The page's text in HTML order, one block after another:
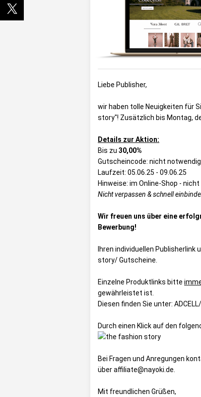
Liebe Publisher,
wir haben tolle Neuigkeiten für
story"! Zusätzlich bis Montag,
Details zur Aktion:
Bis zu 30,00%
Gutscheincode: nicht notwendig
Laufzeit: 05.06.25 - 09.06.25
Hinweise: im Online-Shop -
Nicht verpassen & schnell
Wir freuen uns über eine
Bewerbung!
Ihren individuellen
story/ Gutscheine
Einzelne Produktlinks bitte
gewährleistet ist.
Diesen finden Sie unter:
Durch einen Klick auf den
Bei Fragen und Anregungen
über affiliate@nayoki.de.
Mit freundlichen Grüßen,